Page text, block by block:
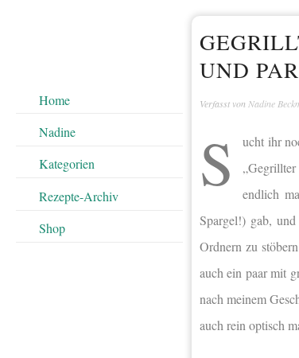
Home
Nadine
Kategorien
Rezepte-Archiv
Shop
UND
Verfasst von Nadine
S
ucht ihr
endlich
Spargel!) gab,
Ordnern zu
auch ein paar mit
nach meinem
auch rein optisch